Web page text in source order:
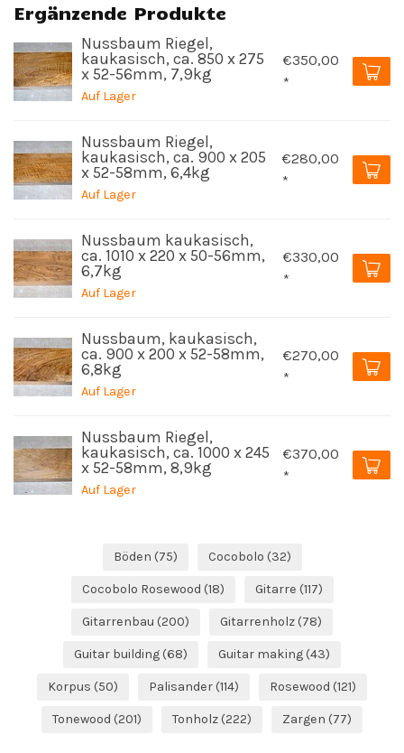
Ergänzende Produkte
Nussbaum Riegel,
kaukasisch, ca. 850 x 275
x 52-56mm, 7,9kg
Auf Lager
€350,00
*
Nussbaum Riegel,
kaukasisch, ca. 900 x 205
x 52-58mm, 6,4kg
Auf Lager
€280,00
*
Nussbaum kaukasisch,
ca. 1010 x 220 x 50-56mm,
6,7kg
Auf Lager
€330,00
*
Nussbaum, kaukasisch,
ca. 900 x 200 x 52-58mm,
6,8kg
Auf Lager
€270,00
*
Nussbaum Riegel,
kaukasisch, ca. 1000 x 245
x 52-58mm, 8,9kg
Auf Lager
€370,00
*
Böden (75) Cocobolo (32)
Cocobolo Rosewood (18) Gitarre (117)
Gitarrenbau (200) Gitarrenholz (78)
Guitar building (68) Guitar making (43)
Korpus (50) Palisander (114) Rosewood (121)
Tonewood (201) Tonholz (222) Zargen (77)